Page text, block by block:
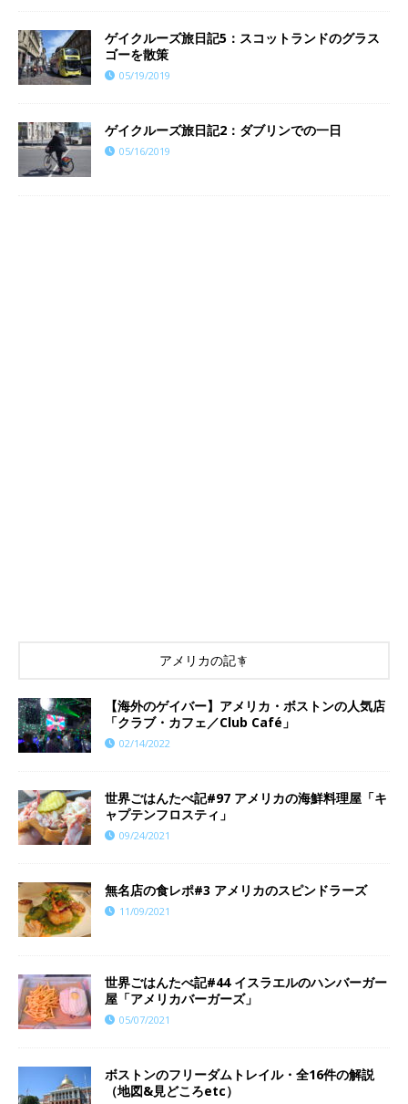
ゲイクルーズ旅日記5：スコットランドのグラス
ゴーを散策
05/19/2019
ゲイクルーズ旅日記2：ダブリンでの一日
05/16/2019
アメリカの記事
【海外のゲイバー】アメリカ・ボストンの人気店
「クラブ・カフェ／Club Café」
02/14/2022
世界ごはんたべ記#97 アメリカの海鮮料理屋「キ
ャプテンフロスティ」
09/24/2021
​​無名店の食レポ#3 アメリカのスピンドラーズ
11/09/2021
世界ごはんたべ記#44 イスラエルのハンバーガー
屋「アメリカバーガーズ」
05/07/2021
ボストンのフリーダムトレイル・全16件の解説
（地図&見どころetc）